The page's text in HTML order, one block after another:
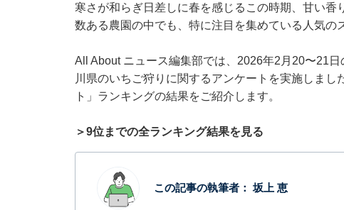
寒さが和らぎ日差しに春を感じるこの時期、甘い香
数ある農園の中でも、特に注目を集めている人気の
All About ニュース編集部では、2026年2月20〜21
川県のいちご狩りに関するアンケートを実施しま
ト」ランキングの結果をご紹介します。
＞9位までの全ランキング結果を見る
この記事の執筆者： 坂上 恵